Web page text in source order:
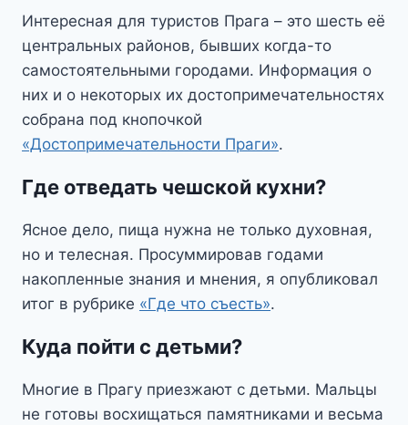
Интересная для туристов Прага – это шесть её
центральных районов, бывших когда-то
самостоятельными городами. Информация о
них и о некоторых их достопримечательностях
собрана под кнопочкой
«Достопримечательности Праги».
Где отведать чешской кухни?
Ясное дело, пища нужна не только духовная,
но и телесная. Просуммировав годами
накопленные знания и мнения, я опубликовал
итог в рубрике «Где что съесть».
Куда пойти с детьми?
Многие в Прагу приезжают с детьми. Мальцы
не готовы восхищаться памятниками и весьма